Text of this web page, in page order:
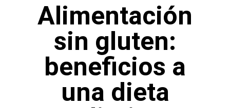
Alimentación
sin gluten:
beneficios a
una dieta